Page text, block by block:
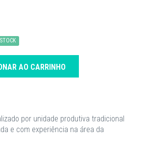
AO CARRINHO
por unidade produtiva tradicional
e com experiência na área da